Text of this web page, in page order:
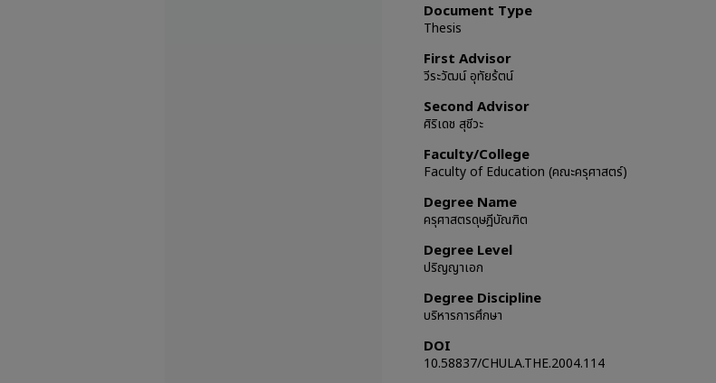
Document Type
Thesis
First Advisor
วีระวัฒน์ อุทัยร้ตน์
Second Advisor
ศิริเดช สุชีวะ
Faculty/College
Faculty of Education (คณะครุศาสตร์)
Degree Name
ครุศาสตรดุษฎีบัณฑิต
Degree Level
ปริญญาเอก
Degree Discipline
บริหารการศึกษา
DOI
10.58837/CHULA.THE.2004.114